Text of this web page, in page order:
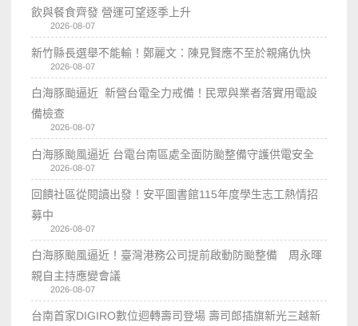
飲與餐食齊發 營運可望逐季上升
2026-08-07
新竹縣長選舉不能輸！鄭麗文：陳見賢應不至於親痛仇快
2026-08-07
白海豚颱逼近 新營台電全力戒備！民眾與業者落實用電設
備檢查
2026-08-07
白海豚颱風逼近 台電台南區處全面防颱整備守護供電安全
2026-08-07
回饋社區從閱讀出發！安平圖書館115年度學生志工熱情招
募中
2026-08-07
白海豚颱風逼近！臺灣港務公司提前啟動防颱整備 周永暉
親自主持應變會議
2026-08-07
台南首家DIGIRO數位迴轉壽司登場 壽司郎插旗新光三越新